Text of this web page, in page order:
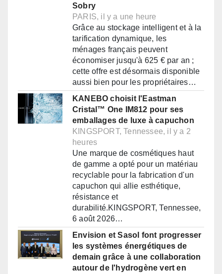
Sobry
PARIS, il y a une heure
Grâce au stockage intelligent et à la
tarification dynamique, les
ménages français peuvent
économiser jusqu'à 625 € par an ;
cette offre est désormais disponible
aussi bien pour les propriétaires…
KANEBO choisit l'Eastman
Cristal™ One IM812 pour ses
emballages de luxe à capuchon
KINGSPORT, Tennessee, il y a 2
heures
Une marque de cosmétiques haut
de gamme a opté pour un matériau
recyclable pour la fabrication d'un
capuchon qui allie esthétique,
résistance et
durabilité.KINGSPORT, Tennessee,
6 août 2026…
Envision et Sasol font progresser
les systèmes énergétiques de
demain grâce à une collaboration
autour de l'hydrogène vert en